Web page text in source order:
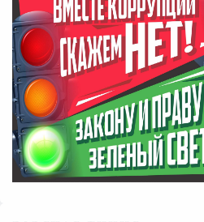
Телефоны учреждений,
поддержки, медицинскую,
помощь детям и взрослым
области